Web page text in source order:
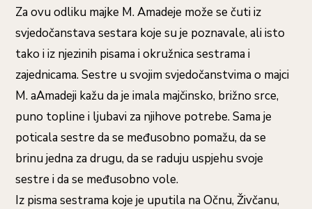
Za ovu odliku majke M. Amadeje može se čuti iz
svjedočanstava sestara koje su je poznavale, ali isto
tako i iz njezinih pisama i okružnica sestrama i
zajednicama. Sestre u svojim svjedočanstvima o majci
M. aAmadeji kažu da je imala majčinsko, brižno srce,
puno topline i ljubavi za njihove potrebe. Sama je
poticala sestre da se međusobno pomažu, da se
brinu jedna za drugu, da se raduju uspjehu svoje
sestre i da se međusobno vole.
Iz pisma sestrama koje je uputila na Očnu, Živčanu,